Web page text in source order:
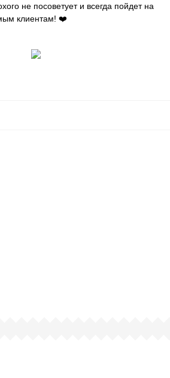
не посоветует и всегда пойдет на
клиентам! ❤️